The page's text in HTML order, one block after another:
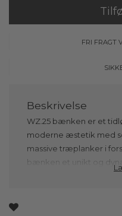
FRI FRAGT
WZ.25 bænken er et
moderne æstetik med
massive træplanker i
bænken et unikt og